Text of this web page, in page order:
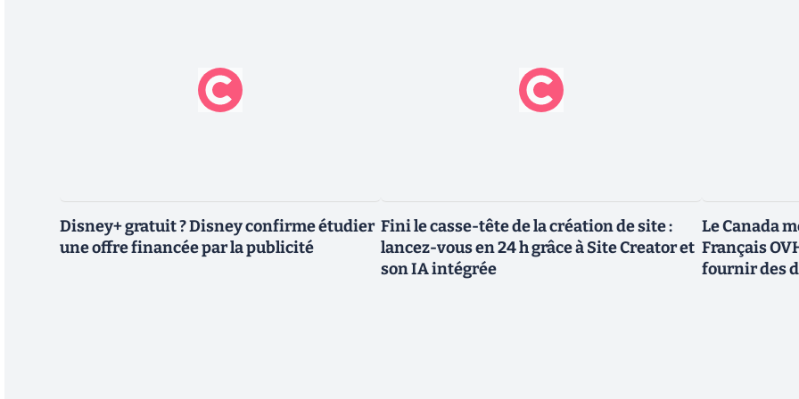
Disney+ gratuit ? Disney confirme étudier
une offre financée par la publicité
Fini le casse-tête de la création de site :
lancez-vous en 24 h grâce à Site Creator et
son IA intégrée
Le Canada
Français
fournir des